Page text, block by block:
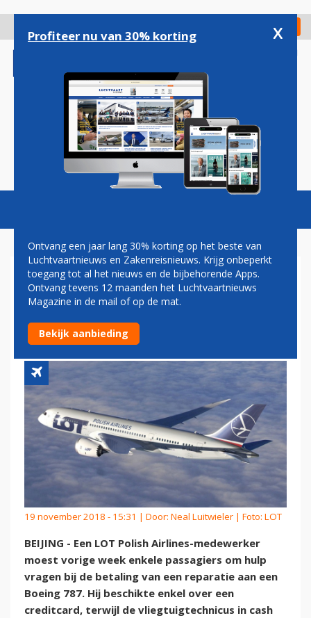
gaan
Check in
Magazine Podcasts Vacatures
LOT VRAAGT PASSAGIERS OM
CASH VOOR REPARATIE
BOEING 787
19 november 2018 - 15:31 | Door: Neal Luitwieler | Foto: LOT
BEIJING - Een LOT Polish Airlines-medewerker
moest vorige week enkele passagiers om hulp
vragen bij de betaling van een reparatie aan een
Boeing 787. Hij beschikte enkel over een
creditcard, terwijl de vliegtuigtechnicus in cash
Profiteer nu van 30% korting x
Ontvang een jaar lang 30% korting op het beste van
Luchtvaartnieuws en Zakenreisnieuws. Krijg onbeperkt
toegang tot al het nieuws en de bijbehorende Apps.
Ontvang tevens 12 maanden het Luchtvaartnieuws
Magazine in de mail of op de mat.
Bekijk aanbieding